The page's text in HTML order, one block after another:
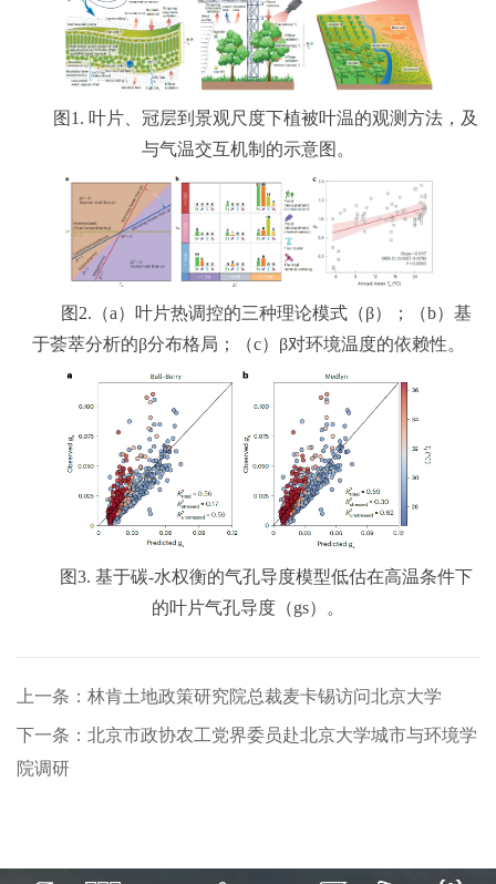
图1. 叶片、冠层到景观尺度下植被叶温的观测方法，及
与气温交互机制的示意图。
图2.（a）叶片热调控的三种理论模式（β）；（b）基
于荟萃分析的β分布格局；（c）β对环境温度的依赖性。
图3. 基于碳-水权衡的气孔导度模型低估在高温条件下
的叶片气孔导度（gs）。
上一条：林肯土地政策研究院总裁麦卡锡访问北京大学
下一条：北京市政协农工党界委员赴北京大学城市与环境学
院调研